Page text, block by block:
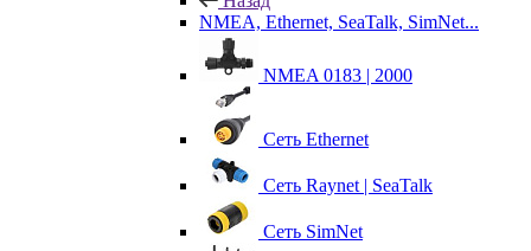
NMEA, Ethernet, SeaTalk, SimNet...
NMEA 0183 | 2000
Сеть Ethernet
Сеть Raynet | SeaTalk
Сеть SimNet